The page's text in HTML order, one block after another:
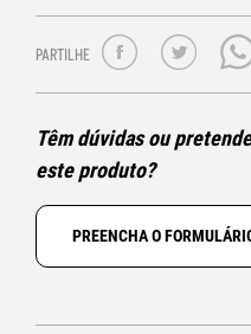
PARTILHE
Têm dúvidas ou
este produto?
PREENCHA O